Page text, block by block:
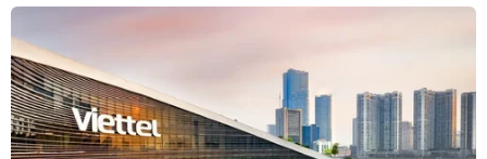
quan triển vọng kinh doanh
11/09/2017 21:45
Theo công bố khảo sát của hãng Legg Mason (Mỹ), các
nhà đầu tư Anh lạc quan về triển vọng kinh doanh bất
chấp những bế tắc trong đàm phán Brexit giữa Anh và